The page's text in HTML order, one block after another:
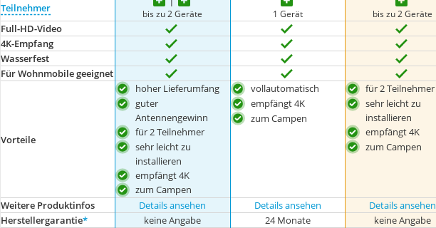
Teilnehmer bis zu 2 Geräte 1 Gerät bis zu 2 Geräte
Full-HD-Video
4K-Empfang
Wasserfest
Für Wohnmobile geeignet
Vorteile
hoher Lieferumfang
guter
Antennengewinn
für 2 Teilnehmer
sehr leicht zu
installieren
empfängt 4K
zum Campen
vollautomatisch
empfängt 4K
zum Campen
für 2 Teilnehmer
sehr leicht zu
installieren
empfängt 4K
zum Campen
Weitere Produktinfos Details ansehen Details ansehen Details ansehen
Herstellergarantie* keine Angabe 24 Monate keine Angabe